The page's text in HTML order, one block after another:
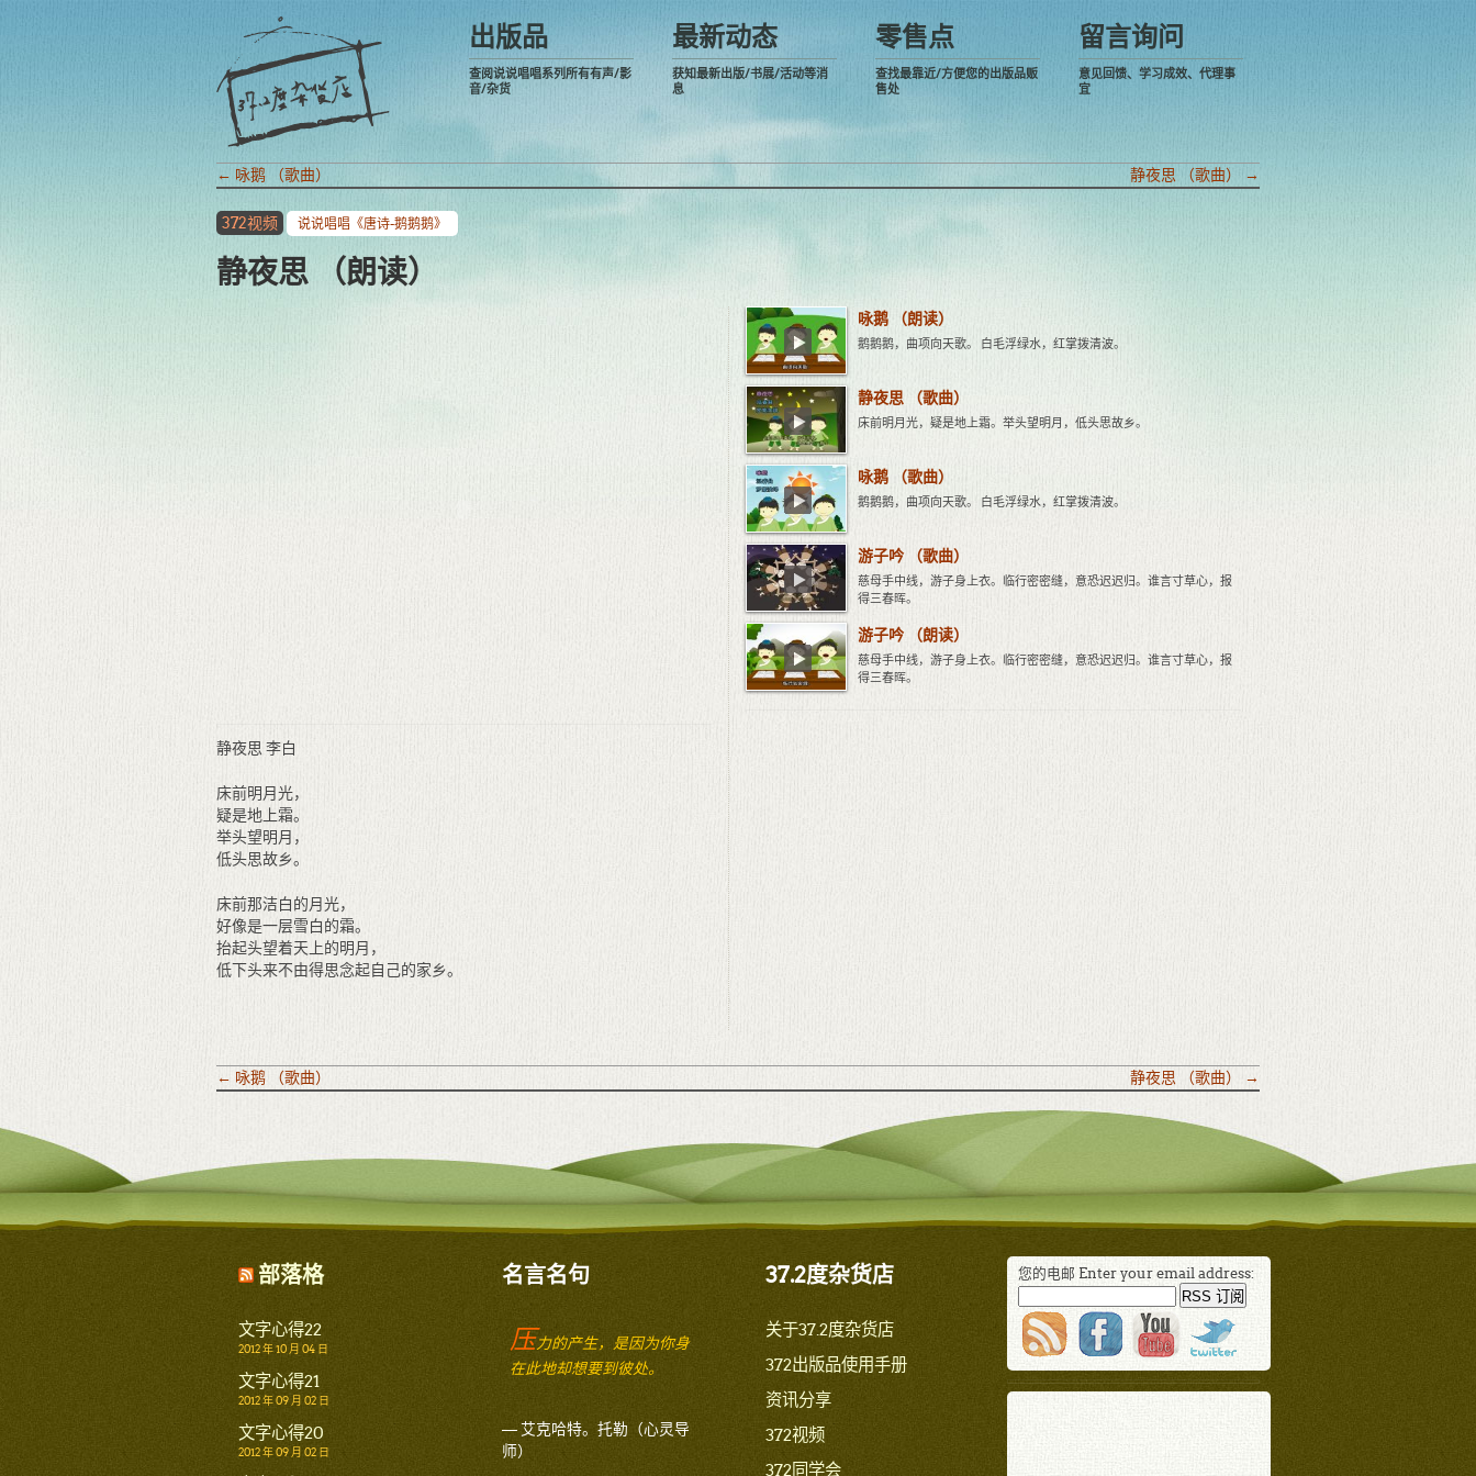
出版品
查阅说说唱唱系列所有有声/影
音/杂货
最新动态
获知最新出版/书展/活动等消
息
零售点
查找最靠近/方便您的出版品贩
售处
留言询问
意见回馈、学习成效、代理事
宜
← 咏鹅 （歌曲） 静夜思 （歌曲） →
372视频 说说唱唱《唐诗-鹅鹅鹅》
静夜思 （朗读）
静夜思 李白
床前明月光，
疑是地上霜。
举头望明月，
低头思故乡。
床前那洁白的月光，
好像是一层雪白的霜。
抬起头望着天上的明月，
低下头来不由得思念起自己的家乡。
咏鹅 （朗读）
鹅鹅鹅，曲项向天歌。 白毛浮绿水，红掌拨清波。
静夜思 （歌曲）
床前明月光，疑是地上霜。举头望明月，低头思故乡。
咏鹅 （歌曲）
鹅鹅鹅，曲项向天歌。 白毛浮绿水，红掌拨清波。
游子吟 （歌曲）
慈母手中线，游子身上衣。临行密密缝，意恐迟迟归。谁言寸草心，报
得三春晖。
游子吟 （朗读）
慈母手中线，游子身上衣。临行密密缝，意恐迟迟归。谁言寸草心，报
得三春晖。
← 咏鹅 （歌曲） 静夜思 （歌曲） →
部落格
文字心得22
2012 年 10 月 04 日
文字心得21
2012 年 09 月 02 日
文字心得20
2012 年 09 月 02 日
名言名句
压力的产生，是因为你身
在此地却想要到彼处。
— 艾克哈特。托勒（心灵导
师）
37.2度杂货店
关于37.2度杂货店
372出版品使用手册
资讯分享
372视频
372同学会
您的电邮 Enter your email address: